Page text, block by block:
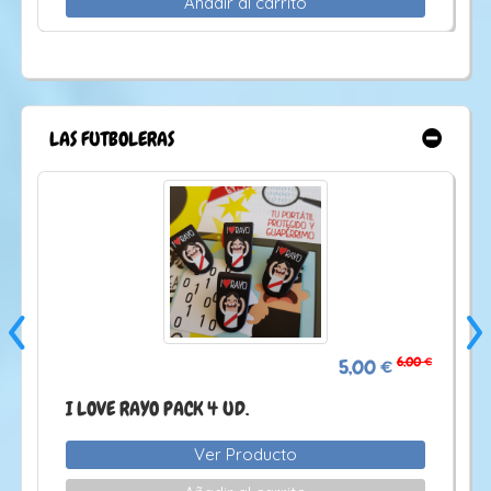
LAS FUTBOLERAS
5,00 € 7,00 €
AUPA ATHLETIC!!! BILBAO PACK 4 UD.
Ver Producto
‹ ›